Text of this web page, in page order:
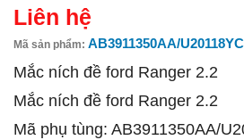
Liên hệ
Mã sản phẩm: AB3911350AA/
Mắc ních đề ford Ranger 2.2
Mắc ních đề ford Ranger 2.2
Mã phụ tùng: AB3911350AA/